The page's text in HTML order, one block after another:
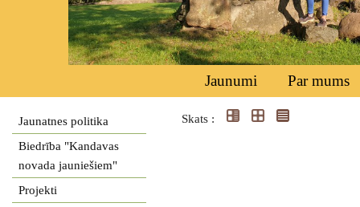
Jaunumi Par mums
Jaunatnes politika
Biedrība "Kandavas
novada jauniešiem"
Projekti
Skats :